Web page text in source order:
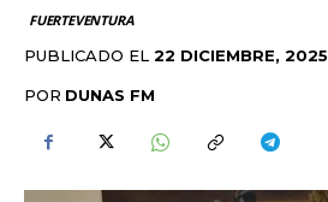
FUERTEVENTURA
PUBLICADO EL 22 DICIEMBRE, 2025
POR DUNAS FM